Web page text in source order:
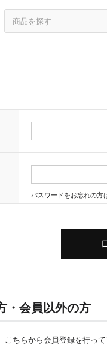
パスワードをお忘れの方
・会員以外の方
ちらから会員登録を行って